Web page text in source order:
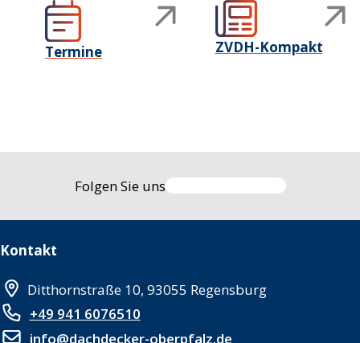
Termine ZVDH-Kompakt
Folgen Sie uns
Kontakt
Ditthornstraße 10, 93055 Regensburg
+49 941 6076510
info@dachdecker-oberpfalz.de